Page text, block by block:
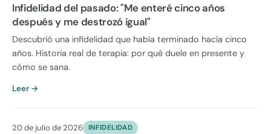
Infidelidad del pasado: "Me enteré cinco años
después y me destrozó igual"
Descubrió una infidelidad que había terminado hacía cinco
años. Historia real de terapia: por qué duele en presente y
cómo se sana.
Leer →
20 de julio de 2026 INFIDELIDAD